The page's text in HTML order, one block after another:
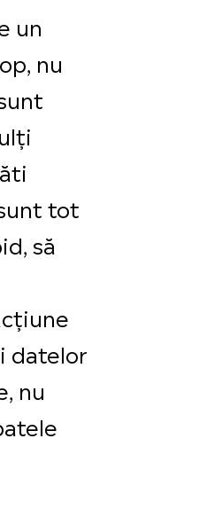
un
nu
tot
să
datelor
nu